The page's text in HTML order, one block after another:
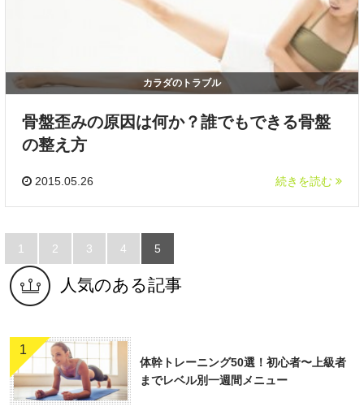
カラダのトラブル
骨盤歪みの原因は何か？誰でもできる骨盤
の整え方
2015.05.26 続きを読む
1 2 3 4 5
人気のある記事
1
体幹トレーニング50選！初心者〜上級者
までレベル別一週間メニュー